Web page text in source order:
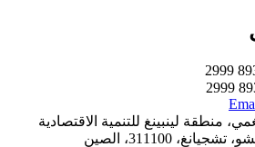
منطقة لينبينغ للتنمية الاقتصادية
311100، الصين